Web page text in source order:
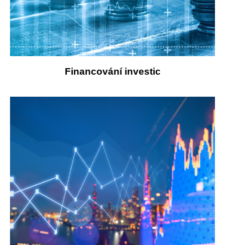
Financování investic